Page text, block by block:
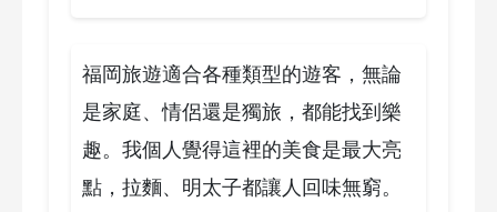
福岡旅遊適合各種類型的遊客，無論
是家庭、情侶還是獨旅，都能找到樂
趣。我個人覺得這裡的美食是最大亮
點，拉麵、明太子都讓人回味無窮。